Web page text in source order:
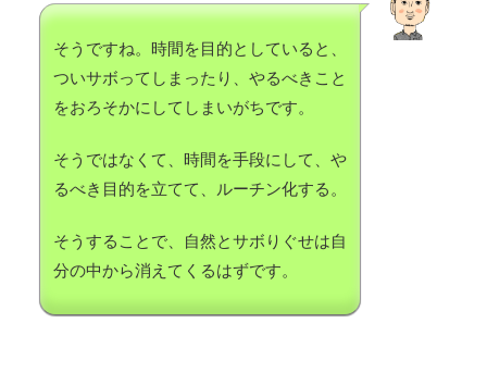
そうですね。時間を目的としていると、
ついサボってしまったり、やるべきこと
をおろそかにしてしまいがちです。
そうではなくて、時間を手段にして、や
るべき目的を立てて、ルーチン化する。
そうすることで、自然とサボりぐせは自
分の中から消えてくるはずです。